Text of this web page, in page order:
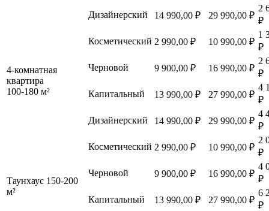
Дизайнерский
14 990,00 ₽ 29 990,00 ₽
2
₽
4-комнатная
квартира
100-180 м²
Косметический 2 990,00 ₽ 10 990,00 ₽
1
₽
Черновой
9 900,00 ₽ 16 990,00 ₽
2
₽
Капитальный
13 990,00 ₽ 27 990,00 ₽
4
₽
Дизайнерский
14 990,00 ₽ 29 990,00 ₽
4
₽
Таунхаус 150-200
м²
Косметический 2 990,00 ₽ 10 990,00 ₽
2
₽
Черновой
9 900,00 ₽ 16 990,00 ₽
4
₽
Капитальный
13 990,00 ₽ 27 990,00 ₽
6
₽